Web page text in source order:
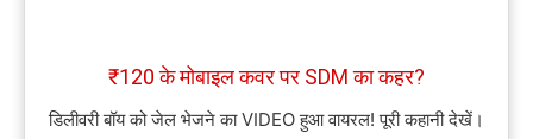
₹120 के मोबाइल कवर पर SDM का कहर?
डिलीवरी बॉय को जेल भेजने का VIDEO हुआ वायरल! पूरी कहानी देखें।